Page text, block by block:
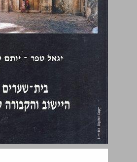
תוכן העניינים ... 1